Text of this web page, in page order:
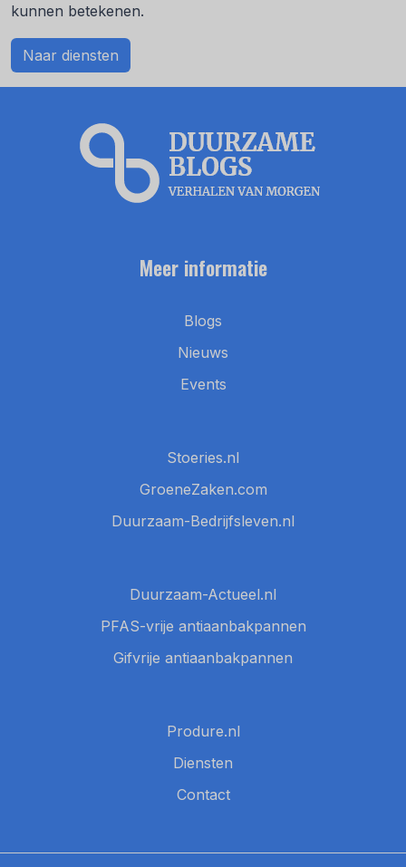
kunnen betekenen.
Naar diensten
Meer informatie
Blogs
Nieuws
Events
Stoeries.nl
GroeneZaken.com
Duurzaam-Bedrijfsleven.nl
Duurzaam-Actueel.nl
PFAS-vrije antiaanbakpannen
Gifvrije antiaanbakpannen
Produre.nl
Diensten
Contact